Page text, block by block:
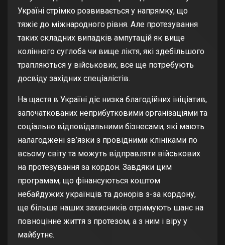
Україні стрімко розвивається у напрямку, що
тяжіє до міжнародного рівня. Але протезування
таких складних випадків ампутацій як вище
колінного суглоба чи вище ліктя, які здебільшого
трапляються у військових, все ще потребують
досвіду західних спеціалістів.
На щастя в Україні діє низка благодійних ініціатив,
започаткованих неприбутковими організаціями та
соціально відповідальними бізнесами, які мають
налагоджені зв’язки з провідними клініками по
всьому світу та можуть відправляти військових
на протезування за кордон. Завдяки цим
програмам, що фінансуються коштом
небайдужих українців та донорів з-за кордону,
ще більше наших захисників отримують шанс на
повноцінне життя з протезом, а з ним і віру у
майбутнє.